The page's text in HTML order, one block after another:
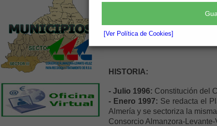
[Ver Política de Cookies]
HISTORIA:
- Julio 1996: Constitución del
- Enero 1997: Se redacta el
Almería y se sectoriza la
Consorcio Almanzora-